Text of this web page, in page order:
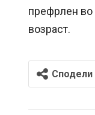
префрлен во
возраст.
Сподели